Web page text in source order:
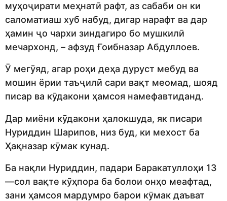
муҳоҷирати меҳнатӣ рафт, аз сабаби он ки
саломатиаш хуб набуд, дигар нарафт ва дар
ҳамин ҷо чархи зиндагиро бо мушкилӣ
мечархонд, – афзуд Ғоибназар Абдуллоев.
Ӯ мегӯяд, агар роҳи деҳа дуруст мебуд ва
мошин ёрии таъҷилӣ сари вақт меомад, шояд
писар ва кӯдакони ҳамсоя намефавтиданд.
Дар миёни кӯдакони ҳалокшуда, як писари
Нуриддин Шарипов, низ буд, ки мехост ба
Ҳақназар кӯмак кунад.
Ба нақли Нуриддин, падари Баракатуллоҳи 13
—сол вақте кӯҳпора ба болои онҳо меафтад,
зани ҳамсоя мардумро барои кӯмак даъват